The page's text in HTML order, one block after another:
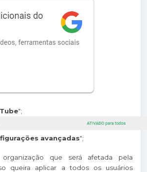
";
avançadas";
que será afetada pela
queira aplicar a todos os usuários